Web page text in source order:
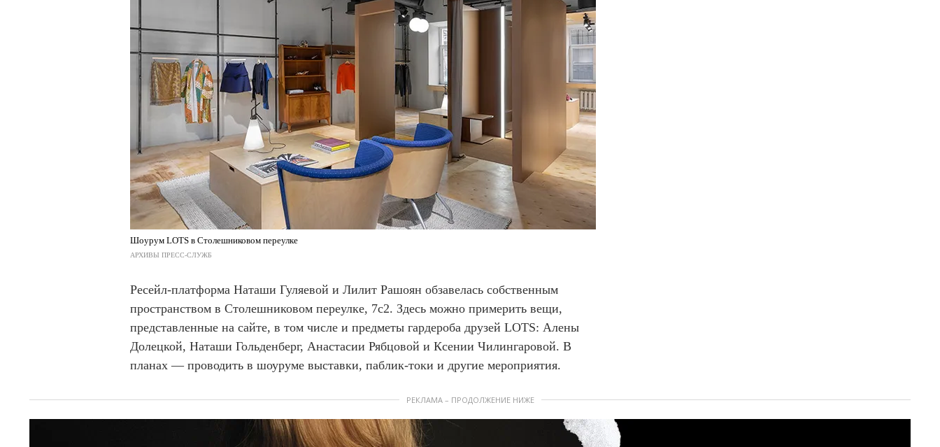
Шоурум LOTS в Столешниковом переулке
АРХИВЫ ПРЕСС-СЛУЖБ
Ресейл-платформа Наташи Гуляевой и Лилит Рашоян обзавелась собственным
пространством в Столешниковом переулке, 7с2. Здесь можно примерить вещи,
представленные на сайте, в том числе и предметы гардероба друзей LOTS: Алены
Долецкой, Наташи Гольденберг, Анастасии Рябцовой и Ксении Чилингаровой. В
планах — проводить в шоуруме выставки, паблик-токи и другие мероприятия.
РЕКЛАМА – ПРОДОЛЖЕНИЕ НИЖЕ